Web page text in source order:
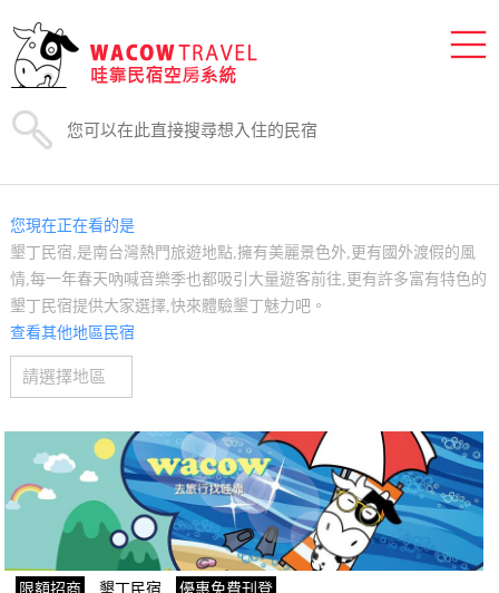
您現在正在看的是
墾丁民宿,是南台灣熱門旅遊地點,擁有美麗景色外,更有國外渡假的風
情,每一年春天吶喊音樂季也都吸引大量遊客前往,更有許多富有特色的
墾丁民宿提供大家選擇,快來體驗墾丁魅力吧。
查看其他地區民宿
限額招商 墾丁民宿 優惠免費刊登